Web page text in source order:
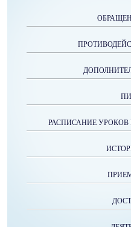
РАСПИСАНИЕ УРОКОВ